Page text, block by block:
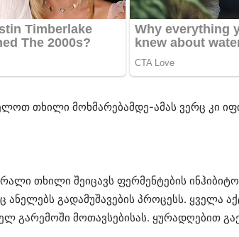
თხილი მოხმარებამდე-ამას ვერც კი
თხილი შეიცავს ფერმენტების
ანელებს გადამუშავების პროცესს. ყველა
გარემოში მოთავსებისას. ყურადღებით